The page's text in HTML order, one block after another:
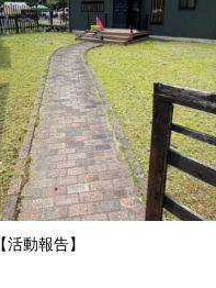
【活動報告】